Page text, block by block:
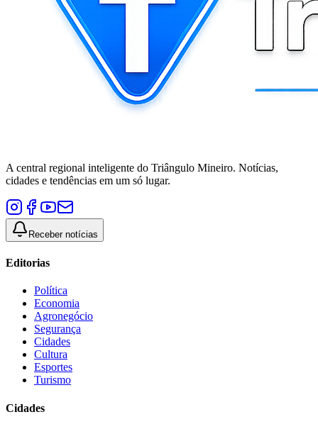
A central regional inteligente do Triângulo Mineiro. Notícias,
cidades e tendências em um só lugar.
Receber notícias
Editorias
Política
Economia
Agronegócio
Segurança
Cidades
Cultura
Esportes
Turismo
Cidades